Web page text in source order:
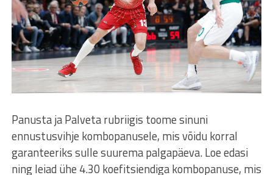
Panusta ja Palveta rubriigis toome sinuni
ennustusvihje kombopanusele, mis võidu korral
garanteeriks sulle suurema palgapäeva. Loe edasi
ning leiad ühe 4.30 koefitsiendiga kombopanuse, mis